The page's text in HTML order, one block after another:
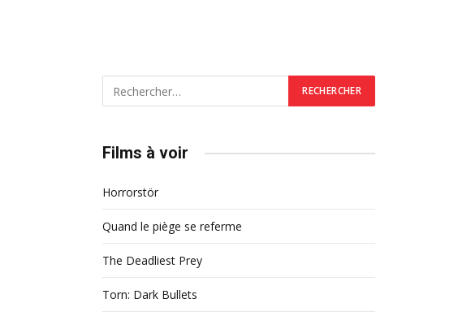
Films à voir
Horrorstör
Quand le piège se referme
The Deadliest Prey
Torn: Dark Bullets